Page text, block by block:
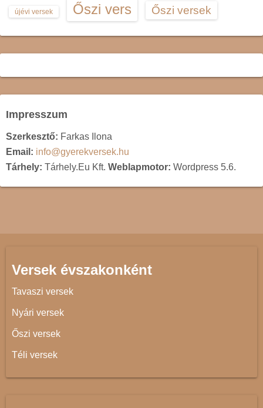
újévi versek Őszi vers Őszi versek
Impresszum
Szerkesztő: Farkas Ilona
Email: info@gyerekversek.hu
Tárhely: Tárhely.Eu Kft. Weblapmotor: Wordpress 5.6.
Versek évszakonként
Tavaszi versek
Nyári versek
Őszi versek
Téli versek